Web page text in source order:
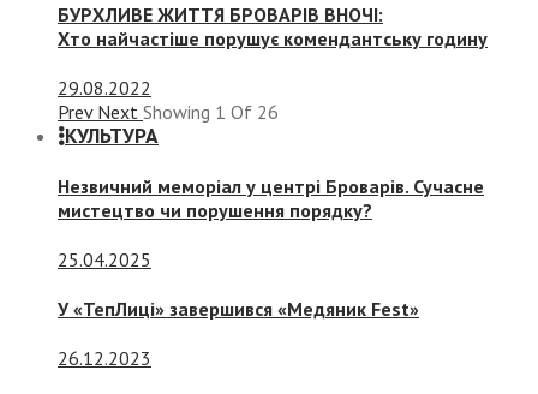
БУРХЛИВЕ ЖИТТЯ БРОВАРІВ ВНОЧІ:
Хто найчастіше порушує комендантську годину
29.08.2022
Prev Next Showing 1 Of 26
КУЛЬТУРА
Незвичний меморіал у центрі Броварів. Сучасне
мистецтво чи порушення порядку?
25.04.2025
У «ТепЛиці» завершився «Медяник Fest»
26.12.2023